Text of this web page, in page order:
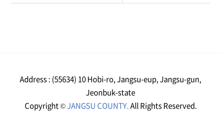
Address : (55634) 10 Hobi-ro, Jangsu-eup, Jangsu-gun,
Jeonbuk-state
Copyright ©JANGSU COUNTY.All Rights Reserved.